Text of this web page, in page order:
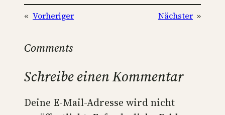
« Vorheriger Nächster »
Comments
Schreibe einen Kommentar
Deine E-Mail-Adresse wird nicht